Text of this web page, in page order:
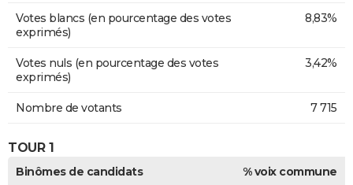
Votes blancs (en pourcentage des votes
exprimés)
8,83%
Votes nuls (en pourcentage des votes
exprimés)
3,42%
Nombre de votants 7 715
TOUR 1
Binômes de candidats
% voix commune